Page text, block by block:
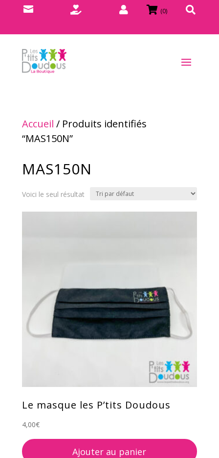
    (0) 
Accueil / Produits identifiés
“MAS150N”
MAS150N
Voici le seul résultat
Le masque les P’tits Doudous
4,00€
Ajouter au panier